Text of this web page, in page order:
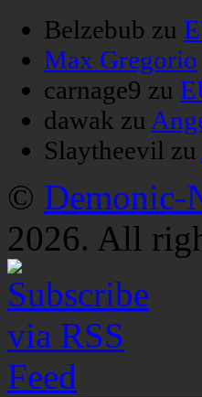
Belzebub zu
Max Gregorio
carnage9 zu
dawak zu
Slaytheevil zu
© Demonic-
2026. All